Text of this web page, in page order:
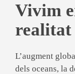
Vivim
L’augment
dels oceans, la